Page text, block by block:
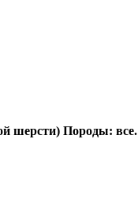
шерсти) Породы: все.